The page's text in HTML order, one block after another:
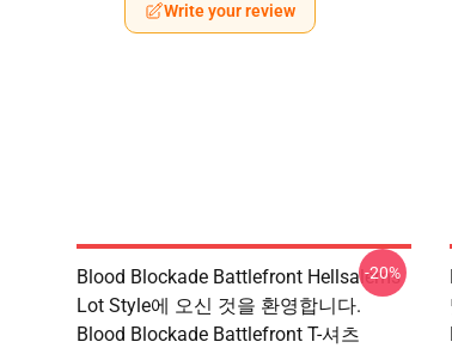
Write your review
Blood Blockade Battlefront Hellsalems
Lot Style에 오신 것을 환영합니다.
Blood Blockade Battlefront T-셔츠
-20%